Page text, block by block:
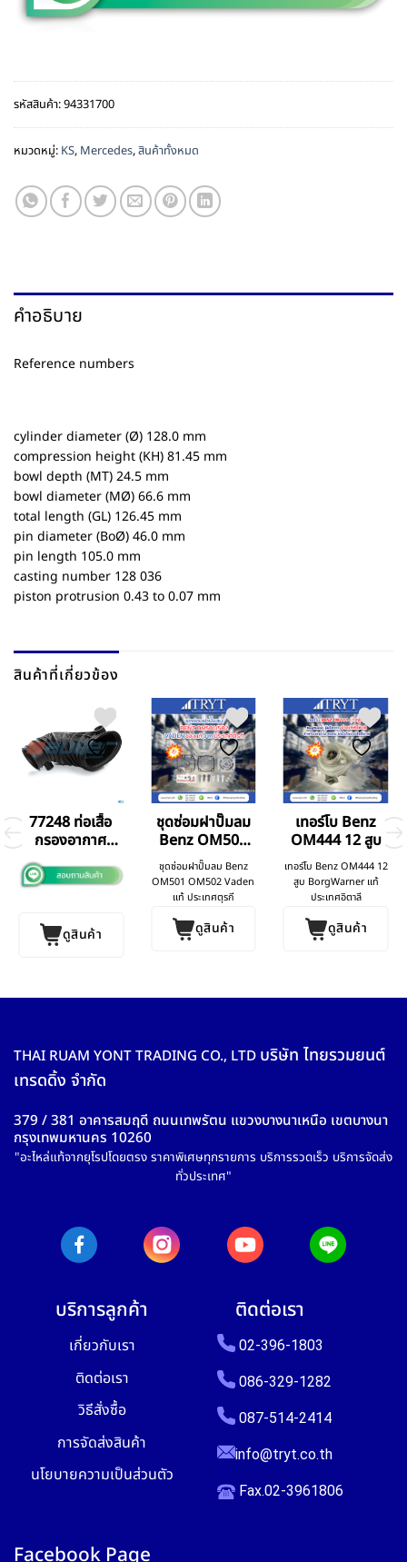
รหัสสินค้า:94331700
หมวดหมู่: KS, Mercedes,สินค้าทั้งหมด
คำอธิบาย
Reference numbers
cylinder diameter (Ø) 128.0 mm
compression height (KH) 81.45 mm
bowl depth (MT) 24.5 mm
bowl diameter (MØ) 66.6 mm
total length (GL) 126.45 mm
pin diameter (BoØ) 46.0 mm
pin length 105.0 mm
casting number 128 036
piston protrusion 0.43 to 0.07 mm
สินค้าที่เกี่ยวข้อง
77248 ท่อเสื้อ
กรองอากาศ
Benz 2644
ดูสินค้า
ชุดซ่อมฝาปั๊มลม
Benz OM501
OM502
ชุดซ่อมฝาปั๊มลม Benz
OM501 OM502 Vaden
แท้ ประเทศตุรกี
ดูสินค้า
เทอร์โบ Benz
OM444 12 สูบ
เทอร์โบ Benz OM444 12
สูบ BorgWarner แท้
ประเทศอิตาลี
ดูสินค้า
THAI RUAM YONT TRADING CO., LTD บริษัท ไทยรวมยนต์
เทรดดิ้ง จำกัด
379 / 381 อาคารสมฤดี ถนนเทพรัตน แขวงบางนาเหนือ เขตบางนา
กรุงเทพมหานคร 10260
"อะไหล่แท้จากยุโรปโดยตรง ราคาพิเศษทุกรายการ บริการรวดเร็ว บริการจัดส่ง
ทั่วประเทศ"
บริการลูกค้า
เกี่ยวกับเรา
ติดต่อเรา
วิธีสั่งซื้อ
การจัดส่งสินค้า
นโยบายความเป็นส่วนตัว
ติดต่อเรา
02-396-1803
086-329-1282
087-514-2414
info@tryt.co.th
Fax.02-3961806
Facebook Page